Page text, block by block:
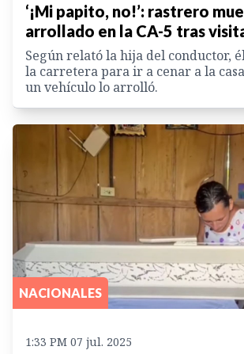
‘¡Mi papito, no!’: rastrero
arrollado en la CA-5 tras
Según relató la hija del conductor,
la carretera para ir a cenar a la
un vehículo lo arrolló.
NACIONALES
1:33 PM 07 jul. 2025